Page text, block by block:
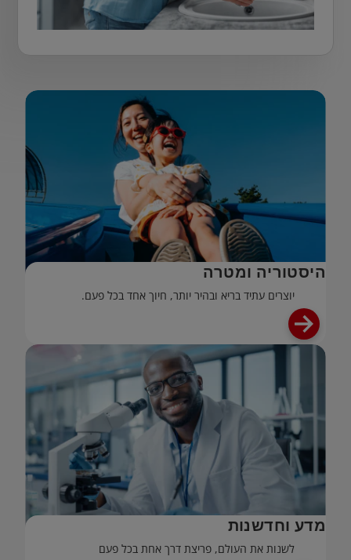
היסטוריה ומטרה
יוצרים עתיד בריא ובהיר יותר, חיוך אחד בכל פעם.
מדע וחדשנות
לשנות את העולם, פריצת דרך אחת בכל פעם